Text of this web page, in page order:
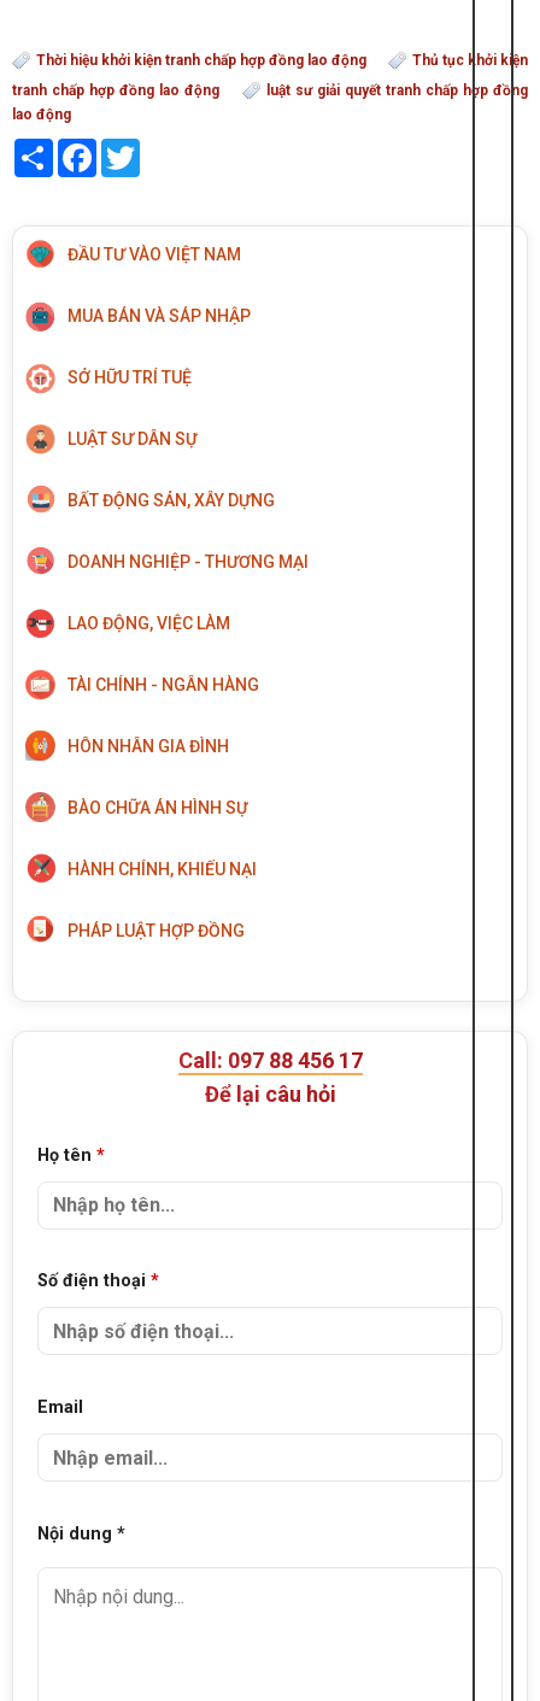
Thời hiệu khởi kiện tranh chấp hợp đồng lao động
Thủ tục khởi kiện
tranh chấp hợp đồng lao động
luật sư giải quyết tranh chấp hợp đồng
lao động
Share Facebook
ĐẦU TƯ VÀO VIỆT NAM
MUA BÁN VÀ SÁP NHẬP
SỞ HỮU TRÍ TUỆ
LUẬT SƯ DÂN SỰ
BẤT ĐỘNG SẢN, XÂY DỰNG
DOANH NGHIỆP - THƯƠNG MẠI
LAO ĐỘNG, VIỆC LÀM
TÀI CHÍNH - NGÂN HÀNG
HÔN NHÂN GIA ĐÌNH
BÀO CHỮA ÁN HÌNH SỰ
HÀNH CHÍNH, KHIẾU NẠI
PHÁP LUẬT HỢP ĐỒNG
Call: 097 88 456 17
Để lại câu hỏi
Họ tên *
Số điện thoại *
Email
Nội dung *